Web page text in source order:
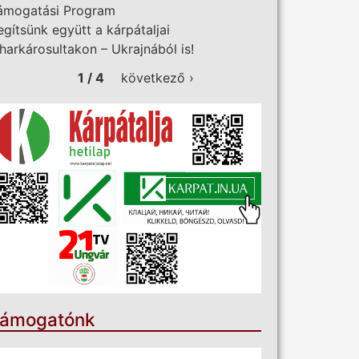
Program
együtt a kárpátaljai
– Ukrajnából is!
1 / 4
következő ›